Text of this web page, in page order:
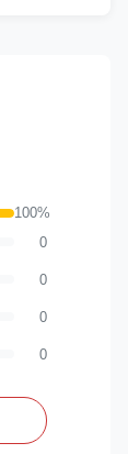
100%
0
0
0
0